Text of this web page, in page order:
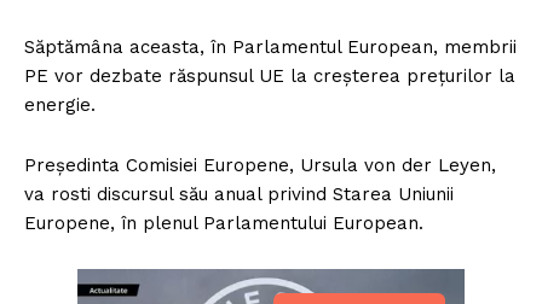
Săptămâna aceasta, în Parlamentul European, membrii
PE vor dezbate răspunsul UE la creșterea prețurilor la
energie.
Președinta Comisiei Europene, Ursula von der Leyen,
va rosti discursul său anual privind Starea Uniunii
Europene, în plenul Parlamentului European.